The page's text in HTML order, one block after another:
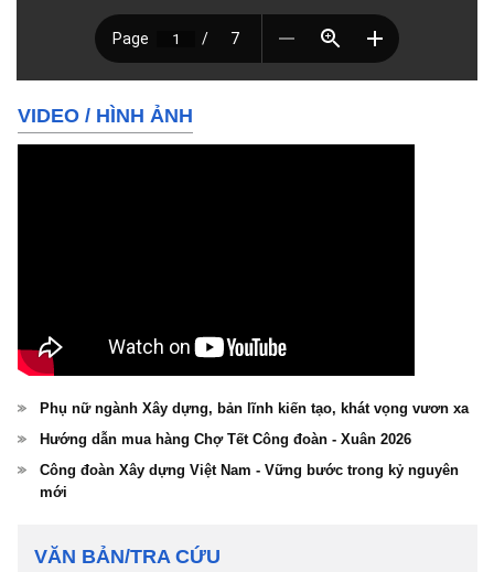
VIDEO / HÌNH ẢNH
Phụ nữ ngành Xây dựng, bản lĩnh kiến tạo, khát vọng vươn xa
Hướng dẫn mua hàng Chợ Tết Công đoàn - Xuân 2026
Công đoàn Xây dựng Việt Nam - Vững bước trong kỷ nguyên
mới
VĂN BẢN/TRA CỨU